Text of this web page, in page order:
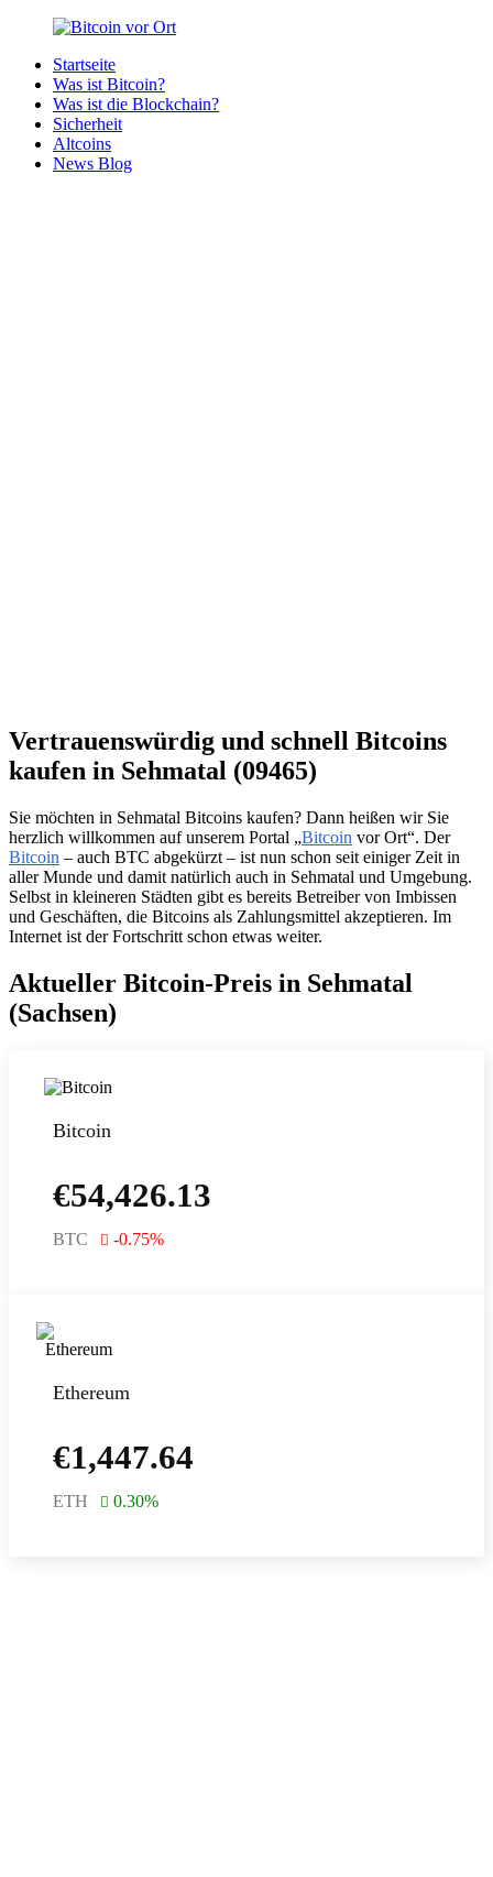
Zurück
Inhalt
Bitcoin
Bitcoins
deiner
Region
Startseite
Was ist Bitcoin?
Was ist die Blockchain?
Sicherheit
Altcoins
News Blog
Vertrauenswürdig und schnell Bitcoins
kaufen in Sehmatal (09465)
Sie möchten in Sehmatal Bitcoins kaufen? Dann heißen wir Sie
herzlich willkommen auf unserem Portal „Bitcoin vor Ort“. Der
Bitcoin – auch BTC abgekürzt – ist nun schon seit einiger Zeit in
aller Munde und damit natürlich auch in Sehmatal und Umgebung.
Selbst in kleineren Städten gibt es bereits Betreiber von Imbissen
und Geschäften, die Bitcoins als Zahlungsmittel akzeptieren. Im
Internet ist der Fortschritt schon etwas weiter.
Aktueller Bitcoin-Preis in Sehmatal
(Sachsen)
Bitcoin
€54,426.13
BTC -0.75%
Ethereum
€1,447.64
ETH 0.30%